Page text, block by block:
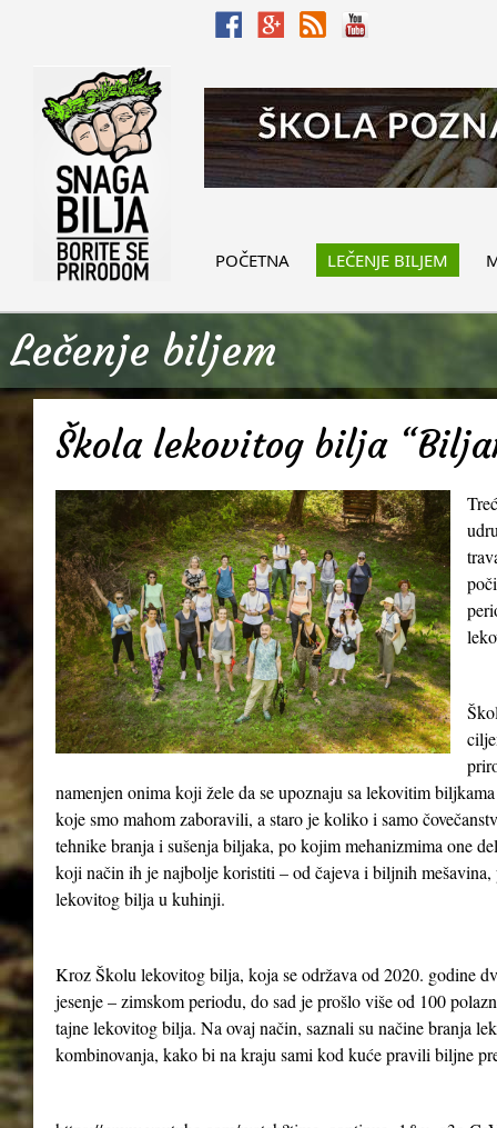
POČETNA LEČENJE BILJEM
Lečenje biljem
Škola lekovitog bilja
namenjen onima koji žele da se upoznaju sa lekovitim
koje smo mahom zaboravili, a staro je koliko i samo
tehnike branja i sušenja biljaka, po kojim mehanizmima one
koji način ih je najbolje koristiti – od čajeva i biljnih mešavina,
lekovitog bilja u kuhinji.
Kroz Školu lekovitog bilja, koja se održava od 2020. godine
jesenje – zimskom periodu, do sad je prošlo više od 100
tajne lekovitog bilja. Na ovaj način, saznali su načine branja
kombinovanja, kako bi na kraju sami kod kuće pravili biljne